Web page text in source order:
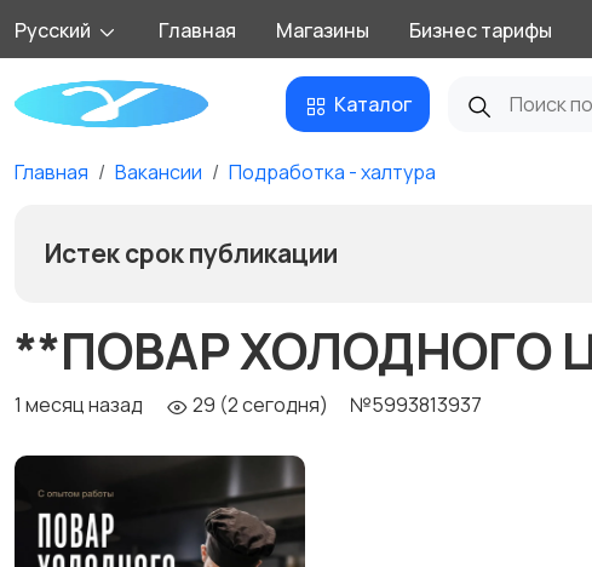
Русский Главная Магазины Бизнес тарифы
Каталог
Главная Вакансии Подработка - халтура
Истек срок публикации
**ПОВАР ХОЛОДНОГО
1 месяц назад 29 (2 сегодня) №5993813937